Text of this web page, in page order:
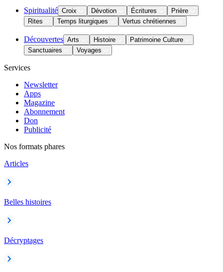
Spiritualité Croix Dévotion Écritures
Prière
Rites
Temps liturgiques Vertus chrétiennes
Découvertes Arts Histoire
Patrimoine Culture
Sanctuaires
Voyages
Services
Newsletter
Apps
Magazine
Abonnement
Don
Publicité
Nos formats phares
Articles
Belles histoires
Décryptages